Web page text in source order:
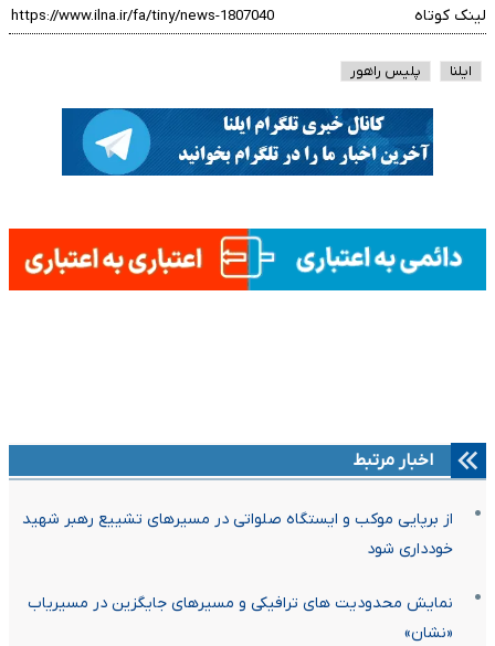
لینک کوتاه
ایلنا پلیس راهور
اخبار مرتبط
از برپایی موکب و ایستگاه صلواتی در مسیرهای تشییع رهبر شهید
خودداری شود
نمایش محدودیت های ترافیکی و مسیرهای جایگزین در مسیریاب
«نشان»